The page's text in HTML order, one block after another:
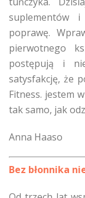
suplementów i
poprawę.
pierwotnego
postępują i
satysfakcję, że
Fitness. jestem
tak samo, jak
Anna Haaso
Bez błonnika